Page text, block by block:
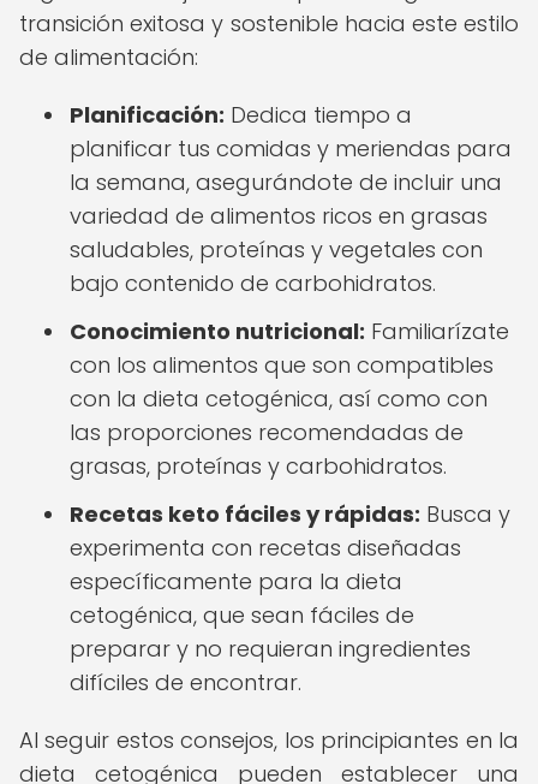
transición exitosa y sostenible hacia este estilo
de alimentación:
Planificación: Dedica tiempo a
planificar tus comidas y meriendas para
la semana, asegurándote de incluir una
variedad de alimentos ricos en grasas
saludables, proteínas y vegetales con
bajo contenido de carbohidratos.
Conocimiento nutricional: Familiarízate
con los alimentos que son compatibles
con la dieta cetogénica, así como con
las proporciones recomendadas de
grasas, proteínas y carbohidratos.
Recetas keto fáciles y rápidas: Busca y
experimenta con recetas diseñadas
específicamente para la dieta
cetogénica, que sean fáciles de
preparar y no requieran ingredientes
difíciles de encontrar.
Al seguir estos consejos, los principiantes en la
dieta cetogénica pueden establecer una